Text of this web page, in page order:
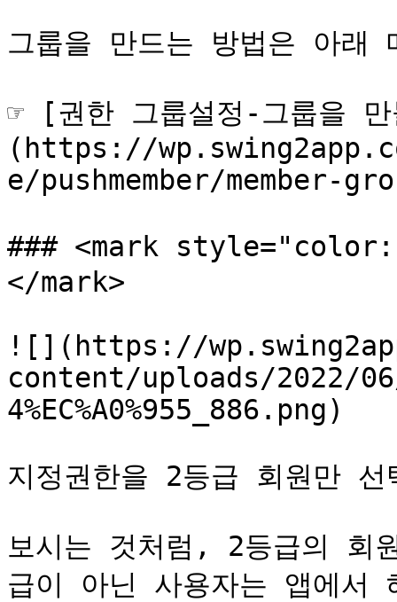
그룹을 만드는 방법은 아래
☞ [권한 그룹설정-그룹을
(https://
e/pushmember/member-
### <mark
</mark>
![](https://
content/uploads/2022/06/
4%EC%A0%955_886.png)
지정권한을 2등급 회원만
보시는 것처럼, 2등급의 회
급이 아닌 사용자는 앱에서